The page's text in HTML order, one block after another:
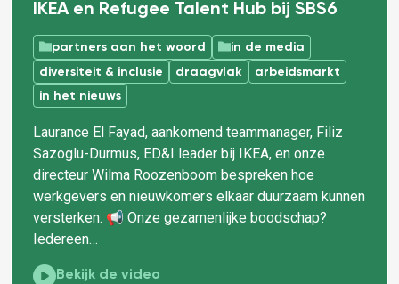
IKEA en Refugee Talent Hub bij SBS6
partners aan het woord
in de media
diversiteit & inclusie
draagvlak
arbeidsmarkt
in het nieuws
Laurance El Fayad, aankomend teammanager, Filiz
Sazoglu-Durmus, ED&I leader bij IKEA, en onze
directeur Wilma Roozenboom bespreken hoe
werkgevers en nieuwkomers elkaar duurzaam kunnen
versterken. 📢 Onze gezamenlijke boodschap?
Iedereen…
IKEA en Refugee Talent Hub bij SBS6:
Bekijk de video